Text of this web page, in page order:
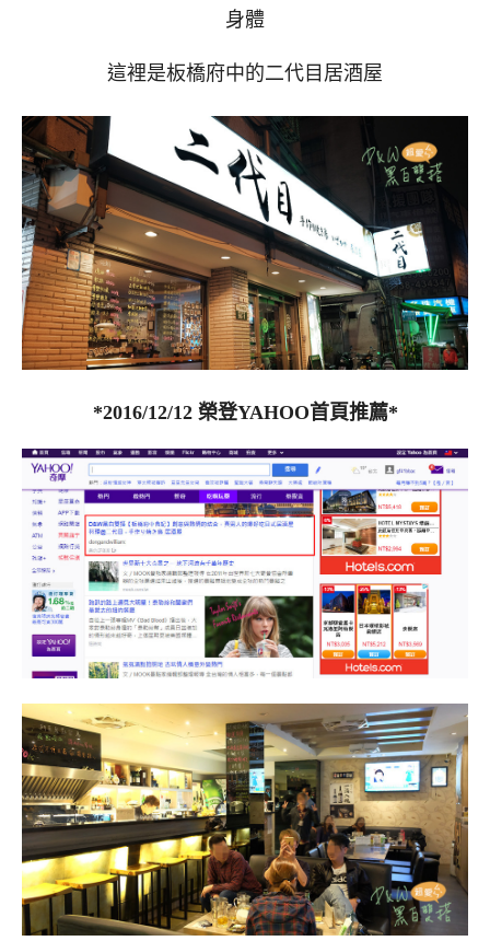
身體
這裡是板橋府中的二代目居酒屋
*2016/12/12 榮登YAHOO首頁推薦*